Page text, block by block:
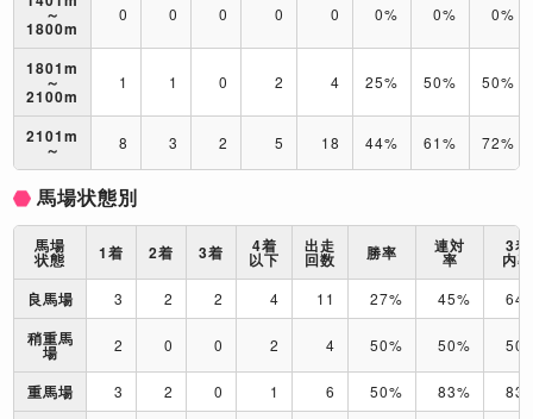
～
1800m
0 0 0 0 0 0% 0% 0%
1801m
～
2100m
1 1 0 2 4 25% 50% 50%
2101m
～ 8 3 2 5 18 44% 61% 72%
馬場状態別
馬場
状態 1着 2着 3着 4着
以下
出走
回数 勝率 連対
率
3着
内率
良馬場
3 2 2 4 11 27% 45%
稍重馬
場 2 0 0 2 4 50% 50%
重馬場 3 2 0 1 6 50% 83%